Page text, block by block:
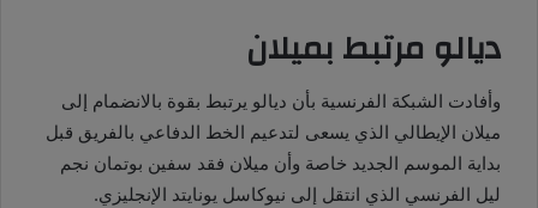
ديالو مرتبط بميلان
وأفادت الشبكة الفرنسية بأن ديالو يرتبط بقوة بالانضمام إلى
ميلان الإيطالي الذي يسعى لتدعيم الخط الدفاعي بالفريق قبل
بداية الموسم الجديد خاصة وأن ميلان فقد سفين بوتمان نجم
ليل الفرنسي الذي انتقل إلى نيوكاسل يونايتد الإنجليزي.